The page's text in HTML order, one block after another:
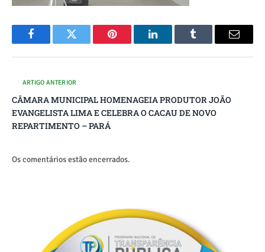
FacebookTwitter Pinterest O
Tumblr
E-
ARTIGO ANTERIOR
CÂMARA MUNICIPAL HOMENAGEIA PRODUTOR JOÃO
EVANGELISTA LIMA E CELEBRA O CACAU DE NOVO
REPARTIMENTO – PARÁ
Os comentários estão encerrados.